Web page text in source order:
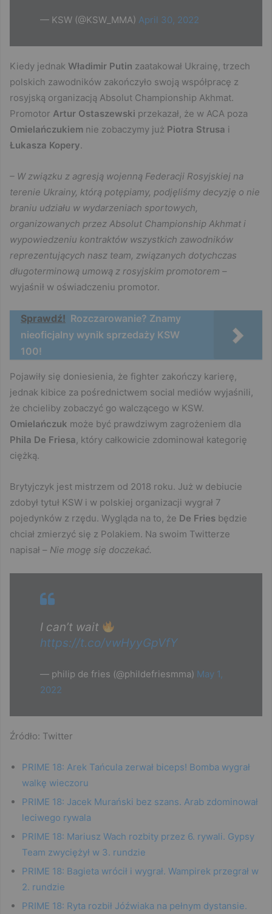
— KSW (@KSW_MMA) April 30, 2022
Kiedy jednak Władimir Putin zaatakował Ukrainę, trzech
polskich zawodników zakończyło swoją współpracę z
rosyjską organizacją Absolut Championship Akhmat.
Promotor Artur Ostaszewski przekazał, że w ACA poza
Omielańczukiem nie zobaczymy już Piotra Strusa i
Łukasza Kopery.
– W związku z agresją wojenną Federacji Rosyjskiej na
terenie Ukrainy, którą potępiamy, podjęliśmy decyzję o nie
braniu udziału w wydarzeniach sportowych,
organizowanych przez Absolut Championship Akhmat i
wypowiedzeniu kontraktów wszystkich zawodników
reprezentujących nasz team, związanych dotychczas
długoterminową umową z rosyjskim promotorem –
wyjaśnił w oświadczeniu promotor.
Sprawdź! Rozczarowanie? Znamy
nieoficjalny wynik sprzedaży KSW
100!
Pojawiły się doniesienia, że fighter zakończy karierę,
jednak kibice za pośrednictwem social mediów wyjaśnili,
że chcieliby zobaczyć go walczącego w KSW.
Omielańczuk może być prawdziwym zagrożeniem dla
Phila De Friesa, który całkowicie zdominował kategorię
ciężką.
Brytyjczyk jest mistrzem od 2018 roku. Już w debiucie
zdobył tytuł KSW i w polskiej organizacji wygrał 7
pojedynków z rzędu. Wygląda na to, że De Fries będzie
chciał zmierzyć się z Polakiem. Na swoim Twitterze
napisał – Nie mogę się doczekać.
I can’t wait
https://t.co/vwHyyGpVfY
— philip de fries (@phildefriesmma) May 1,
2022
Źródło: Twitter
PRIME 18: Arek Tańcula zerwał biceps! Bomba wygrał
walkę wieczoru
PRIME 18: Jacek Murański bez szans. Arab zdominował
leciwego rywala
PRIME 18: Mariusz Wach rozbity przez 6. rywali. Gypsy
Team zwyciężył w 3. rundzie
PRIME 18: Bagieta wrócił i wygrał. Wampirek przegrał w
2. rundzie
PRIME 18: Ryta rozbił Jóźwiaka na pełnym dystansie.